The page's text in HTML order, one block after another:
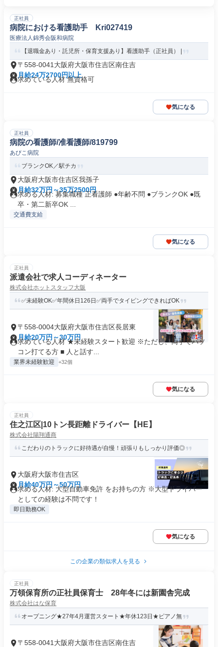
正社員
病院における看護助手 Kri027419
医療法人錦秀会阪和病院
【退職金あり・託児所・保育支援あり】看護助手（正社員） |
〒558-0041大阪府大阪市住吉区南住吉
月給24万2700円以上
求めている人材 無資格可
気になる
正社員
病院の看護師/准看護師/819799
あびこ病院
ブランクOK／駅チカ
大阪府大阪市住吉区我孫子
月給32万円～35万2500円
求める人材: 募集職種 正看護師 ●年齢不問 ●ブランクOK ●既
卒・第二新卒OK ...
交通費支給
気になる
正社員
派遣会社で求人コーディネーター
株式会社ホットスタッフ大阪
✅未経験OK✅年間休日126日✅両手でタイピングできればOK
〒558-0004大阪府大阪市住吉区長居東
月給20万円～30万円
求めている人材 ★未経験スタート歓迎 ※ただし、両手でパソ
コン打てる方 ■ 人と話す...
業界未経験歓迎 +32個
気になる
正社員
住之江区|10トン長距離ドライバー【HE】
株式会社陽翔通商
こだわりのトラックに好待遇が自慢！頑張りもしっかり評価◎
大阪府大阪市住吉区
月給40万円～50万円
求める人材: 大型自動車免許 をお持ちの方 ※大型ドライバー
としての経験は不問です！
即日勤務OK
気になる
この企業の類似求人を見る
正社員
万領保育所の正社員保育士 28年冬には新園舎完成
株式会社はな保育
オープニング★27年4月運営スタート★年休123日★ピアノ無
〒558-0041大阪府大阪市住吉区南住吉